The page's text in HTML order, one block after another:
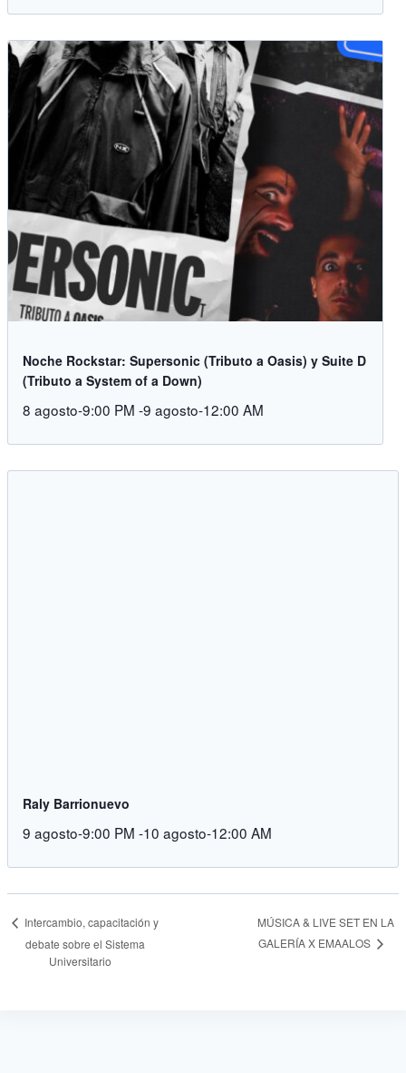
Noche Rockstar: Supersonic (Tributo a Oasis) y Suite D
(Tributo a System of a Down)
8 agosto-9:00 PM -9 agosto-12:00 AM
Raly Barrionuevo
9 agosto-9:00 PM -10 agosto-12:00 AM
Intercambio, capacitación y
debate sobre el Sistema
Universitario
MÚSICA & LIVE SET EN LA
GALERÍA X EMAALOS